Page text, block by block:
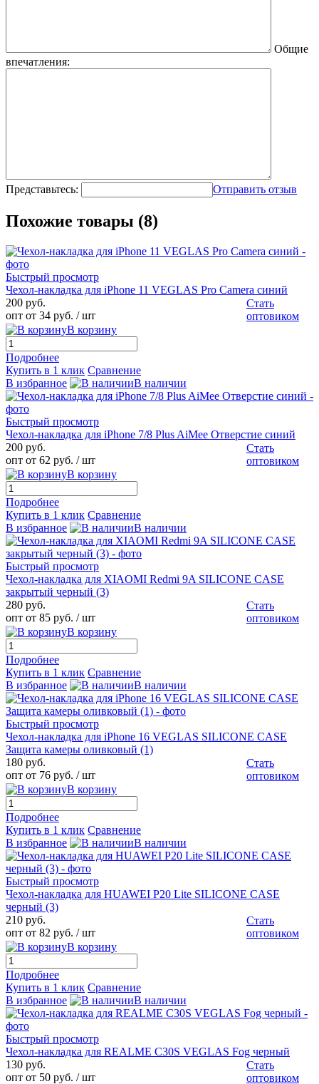
Общие
впечатления:
Представьтесь: Отправить отзыв
Похожие товары (8)
Быстрый просмотр
Чехол-накладка для iPhone 11 VEGLAS Pro Camera синий
200 руб.
опт от 34 руб. / шт
Стать
оптовиком
В корзину
Подробнее
Купить в 1 клик Сравнение
В избранное
В наличии
Быстрый просмотр
Чехол-накладка для iPhone 7/8 Plus AiMee Отверстие синий
200 руб.
опт от 62 руб. / шт
Стать
оптовиком
В корзину
Подробнее
Купить в 1 клик Сравнение
В избранное
В наличии
Быстрый просмотр
Чехол-накладка для XIAOMI Redmi 9A SILICONE CASE
закрытый черный (3)
280 руб.
опт от 85 руб. / шт
Стать
оптовиком
В корзину
Подробнее
Купить в 1 клик Сравнение
В избранное
В наличии
Быстрый просмотр
Чехол-накладка для iPhone 16 VEGLAS SILICONE CASE
Защита камеры оливковый (1)
180 руб.
опт от 76 руб. / шт
Стать
оптовиком
В корзину
Подробнее
Купить в 1 клик Сравнение
В избранное
В наличии
Быстрый просмотр
Чехол-накладка для HUAWEI P20 Lite SILICONE CASE
черный (3)
210 руб.
опт от 82 руб. / шт
Стать
оптовиком
В корзину
Подробнее
Купить в 1 клик Сравнение
В избранное
В наличии
Быстрый просмотр
Чехол-накладка для REALME С30S VEGLAS Fog черный
130 руб.
опт от 50 руб. / шт
Стать
оптовиком